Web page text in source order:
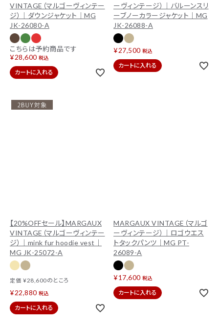
VINTAGE（マルゴーヴィンテー
ジ）｜ダウンジャケット｜MG
JK-26080-A
こちらは予約商品です
¥28,600 税込
カートに入れる
ーヴィンテージ）｜バルーンスリ
ーブノーカラージャケット｜MG
JK-26088-A
¥27,500 税込
カートに入れる
【20%OFFセール】MARGAUX
VINTAGE（マルゴーヴィンテー
ジ）｜mink fur hoodie vest｜
MG JK-25072-A
定価 ¥28,600のところ
¥22,880 税込
カートに入れる
MARGAUX VINTAGE（マルゴ
ーヴィンテージ）｜ロゴウエス
トタックパンツ｜MG PT-
26089-A
¥17,600 税込
カートに入れる